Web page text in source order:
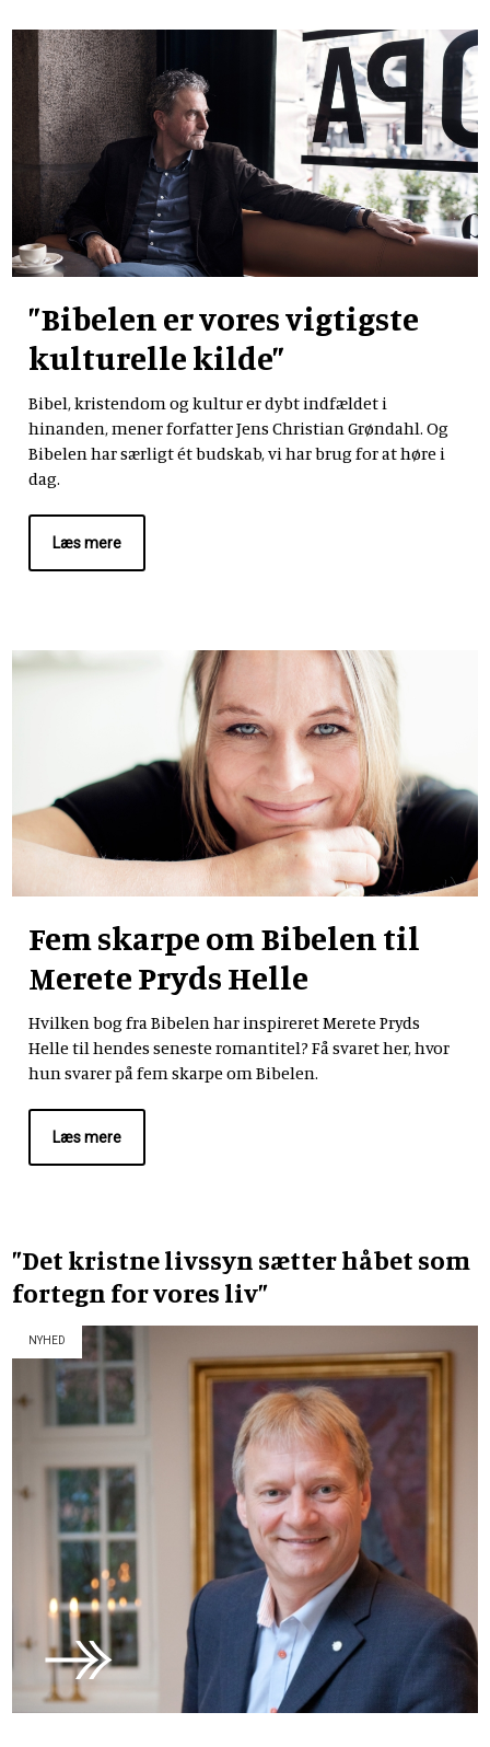
”Bibelen er vores vigtigste
kulturelle kilde”
Bibel, kristendom og kultur er dybt indfældet i
hinanden, mener forfatter Jens Christian Grøndahl. Og
Bibelen har særligt ét budskab, vi har brug for at høre i
dag.
Læs mere
Fem skarpe om Bibelen til
Merete Pryds Helle
Hvilken bog fra Bibelen har inspireret Merete Pryds
Helle til hendes seneste romantitel? Få svaret her, hvor
hun svarer på fem skarpe om Bibelen.
Læs mere
”Det kristne livssyn sætter håbet som
fortegn for vores liv”
NYHED